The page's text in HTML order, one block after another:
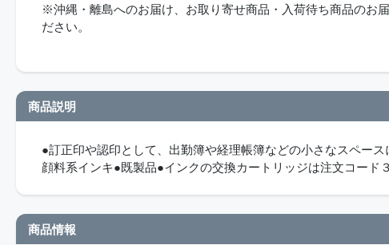
※沖縄・離島へのお届け、お取り寄せ商品・入荷待ち商品のお
ださい。
商品説明
●訂正印や認印として、出勤簿や経理帳簿などの小さなスペー
顔料系インキ●既製品●インクの交換カートリッジは注文コード
商品情報